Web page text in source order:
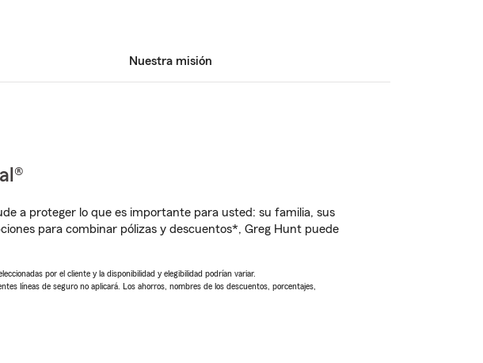
Nuestra misión
a proteger lo que es importante para usted: su familia, sus
para combinar pólizas y descuentos*, Greg Hunt puede
por el cliente y la disponibilidad y elegibilidad podrían variar.
líneas de seguro no aplicará. Los ahorros, nombres de los descuentos, porcentajes,